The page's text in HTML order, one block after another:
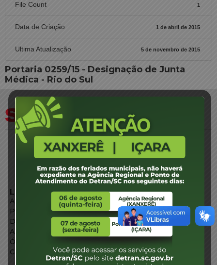
File Count 1
Data de Criação 1 de abril de 2015
Ultima Atualização 5 de novembro de 2015
Portaria 0259/15 - Designação de Junta
Médica - Rio do Sul
LINKS EXTERNOS
Agência de Notícias
Portal de Serviços
Diário Oficial
Acesso à Informação
Órgãos do Governo
Conheça SC